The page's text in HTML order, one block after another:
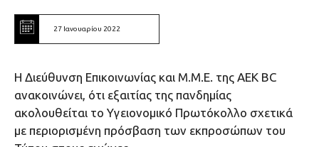
27 Ιανουαρίου 2022
Η Διεύθυνση Επικοινωνίας και Μ.Μ.Ε. της ΑΕΚ ΒC
ανακοινώνει, ότι εξαιτίας της πανδημίας
ακολουθείται το Υγειονομικό Πρωτόκολλο σχετικά
με περιορισμένη πρόσβαση των εκπροσώπων του